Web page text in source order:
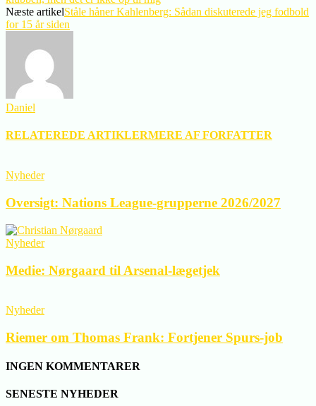
Næste artikelStåle håner Kahlenberg: Sådan diskuterede jeg fodbold
for 15 år siden
Daniel
RELATEREDE ARTIKLERMERE AF FORFATTER
Nyheder
Oversigt: Nations League-grupperne 2026/2027
Nyheder
Medie: Nørgaard til Arsenal-lægetjek
Nyheder
Riemer om Thomas Frank: Fortjener Spurs-job
INGEN KOMMENTARER
SENESTE NYHEDER